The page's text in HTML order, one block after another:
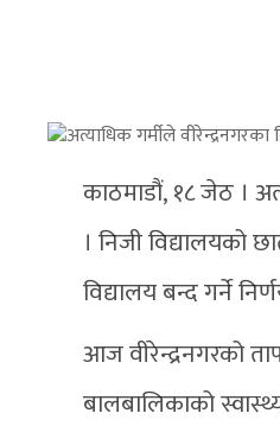
काठमाडौं, १८ जेठ ।
। निजी विद्यालयको
विद्यालय बन्द गर्ने
आज वीरेन्द्रनगरको
बालबालिकाको